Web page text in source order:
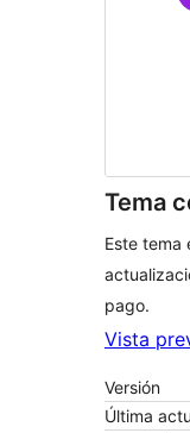
Tema
Este tema
pago.
Vista
Versión
Última